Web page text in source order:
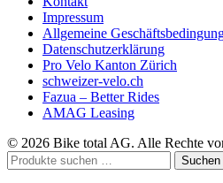
Impressum
Allgemeine
Datenschutzerklärung
Pro Velo Kanton Zürich
schweizer-velo.ch
Fazua – Better Rides
AMAG Leasing
© 2026 Bike total AG. Alle Rechte
Suchen
nach:
Suchen